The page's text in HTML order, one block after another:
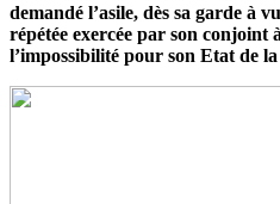
demandé l’asile, dès sa garde à
répétée exercée par son conjoint
l’impossibilité pour son Etat de